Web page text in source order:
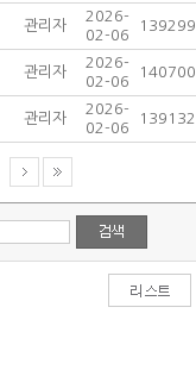
관리자
2026-
02-06
139299
관리자
2026-
02-06
140700
관리자
2026-
02-06
139132